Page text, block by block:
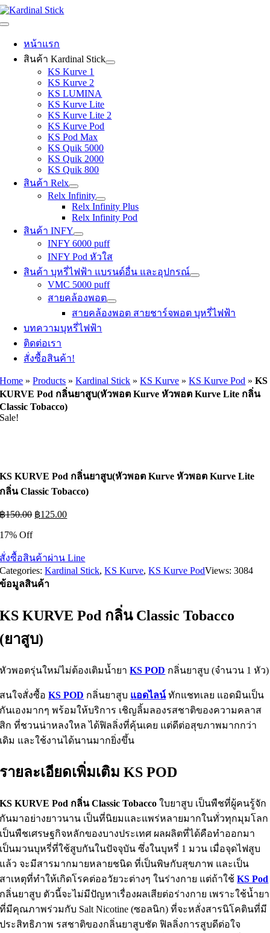
Skip
to
Toggle
Navigation
หน้าแรก
สินค้า Kardinal Stick
KS Kurve 1
KS Kurve 2
KS LUMINA
KS Kurve Lite
KS Kurve Lite 2
KS Kurve Pod
KS Pod Max
KS Quik 5000
KS Quik 2000
KS Quik 800
สินค้า Relx
Relx Infinity
Relx Infinity Plus
Relx Infinity Pod
สินค้า INFY
INFY 6000 puff
INFY Pod หัวใส
สินค้า บุหรี่ไฟฟ้า แบรนด์อื่น และอุปกรณ์
VMC 5000 puff
สายคล้องพอต
สายคล้องพอต สายชาร์จพอต บุหรี่ไฟฟ้า
บทความบุหรี่ไฟฟ้า
ติดต่อเรา
สั่งซื้อสินค้า!
Home »Products »Kardinal Stick »KS Kurve »KS Kurve Pod »KS
KURVE Pod กลิ่นยาสูบ(หัวพอต Kurve หัวพอต Kurve Lite กลิ่น
Classic Tobacco)
Sale!
KS KURVE Pod กลิ่นยาสูบ(หัวพอต Kurve หัวพอต Kurve Lite
กลิ่น Classic Tobacco)
฿150.00 Original
฿125.00Current
17% Off
สั่งซื้อสินค้าผ่าน Line
Categories:Kardinal Stick,KS Kurve,KS Kurve PodViews: 3084
ข้อมูลสินค้า
KS KURVE Pod กลิ่น Classic Tobacco
(ยาสูบ)
หัวพอตรุ่นใหม่ไม่ต้องเติมน้ำยาKS POD กลิ่นยาสูบ (จำนวน 1 หัว)
สนใจสั่งซื้อKS POD กลิ่นยาสูบ แอดไลน์ทักแชทเลย แอดมินเป็น
กันเองมากๆ พร้อมให้บริการ เชิญลิ้มลองรสชาติของความคลาส
สิก ที่ชวนน่าหลงใหล ได้ฟิลลิ่งที่คุ้นเคย แต่ดีต่อสุขภาพมากกว่า
เดิม และใช้งานได้นานมากยิ่งขึ้น
รายละเอียดเพิ่มเติม KS POD
KS KURVE Pod กลิ่น Classic Tobacco ใบยาสูบ เป็นพืชที่ผู้คนรู้จัก
กันมาอย่างยาวนาน เป็นที่นิยมและแพร่หลายมากในทั่วทุกมุมโลก
เป็นพืชเศรษฐกิจหลักของบางประเทศ ผลผลิตที่ได้คือทำออกมา
เป็นมวนบุหรี่ที่ใช้สูบกันในปัจจุบัน ซึ่งในบุหรี่ 1 มวน เมื่อจุดไฟสูบ
แล้ว จะมีสารมากมายหลายชนิด ที่เป็นพิษกับสุขภาพ และเป็น
สาเหตุที่ทำให้เกิดโรคต่ออวัยวะต่างๆ ในร่างกาย แต่ถ้าใช้KS Pod
กลิ่นยาสูบ ตัวนี้จะไม่มีปัญหาเรื่องผลเสียต่อร่างกาย เพราะใช้น้ำยา
ที่มีคุณภาพร่วมกับ Salt Nicotine (ซอลนิก) ที่จะหลั่งสารนิโคตินที่มี
ประสิทธิภาพ รสชาติของกลิ่นยาสูบชัด ฟิลลิ่งการสูบดีต่อใจ